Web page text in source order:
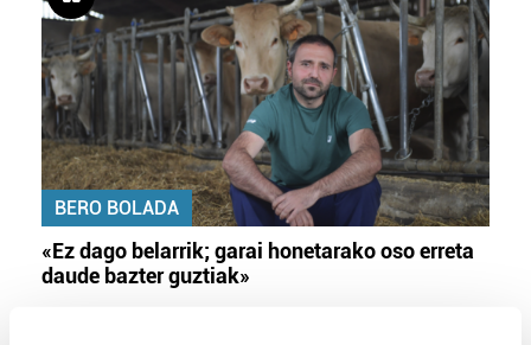
BERO BOLADA
«Ez dago belarrik; garai honetarako oso erreta
daude bazter guztiak»